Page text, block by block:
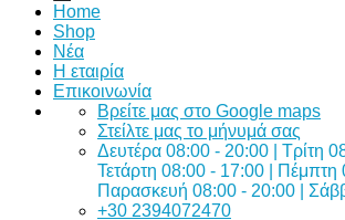
Home
Shop
Νέα
Η εταιρία
Επικοινωνία
Bρείτε μας στο Google maps
Στείλτε μας το μήνυμά σας
Δευτέρα 08:00 - 20:00 | Τρίτη
Τετάρτη 08:00 - 17:00 | Πέμπτη
Παρασκευή 08:00 - 20:00 |
+30 2394072470